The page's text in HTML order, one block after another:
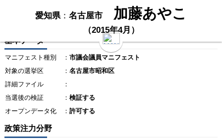
愛知県：名古屋市 加藤あやこ
（2015年4月）
基本データ
マニフェスト種別 ： 市議会議員マニフェスト
対象の選挙区
： 名古屋市昭和区
詳細ファイル
：
当選後の検証
： 検証する
オープンデータ化
： 許可する
政策注力分野